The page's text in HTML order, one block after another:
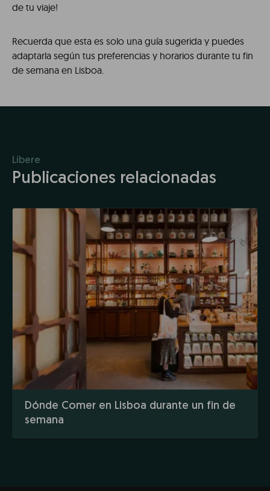
de tu viaje!
Recuerda que esta es solo una guía sugerida y puedes
adaptarla según tus preferencias y horarios durante tu fin
de semana en Lisboa.
Líbere
Publicaciones relacionadas
Dónde Comer en Lisboa durante un fin de
semana